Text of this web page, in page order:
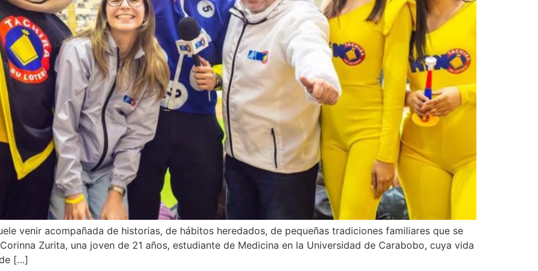
venir acompañada de historias, de hábitos heredados, de pequeñas tradiciones familiares que se
Zurita, una joven de 21 años, estudiante de Medicina en la Universidad de Carabobo, cuya vida
[…]